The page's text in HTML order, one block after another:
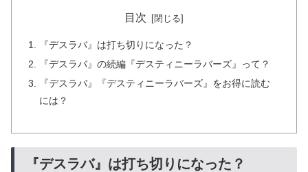
目次
『デスラバ』は打ち切りになった？
『デスラバ』の続編『デスティニーラバーズ』って？
『デスラバ』『デスティニーラバーズ』をお得に読む
には？
『デスラバ』は打ち切りになった？